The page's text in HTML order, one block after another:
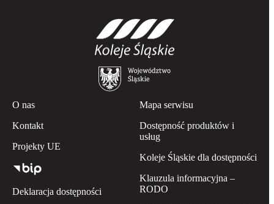
O nas
Kontakt
Projekty UE
Deklaracja dostępności
Mapa serwisu
Dostępność produktów i
usług
Koleje Śląskie dla dostępności
Klauzula informacyjna –
RODO